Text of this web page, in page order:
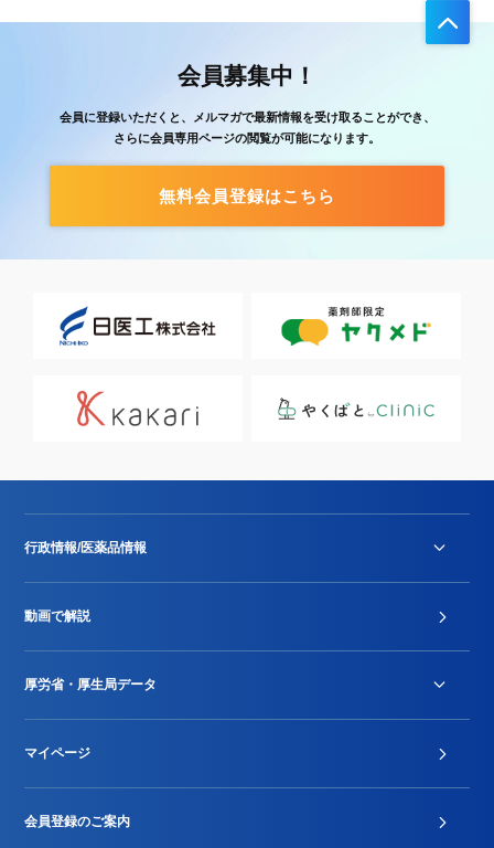
会員募集中！
会員に登録いただくと、メルマガで最新情報を受け取ることができ、
さらに会員専用ページの閲覧が可能になります。
無料会員登録はこちら
行政情報/医薬品情報
Stu-GEレポート
動画で解説
厚労省・厚生局データ
2024年度新設項目届出状況
マイページ
会員登録のご案内